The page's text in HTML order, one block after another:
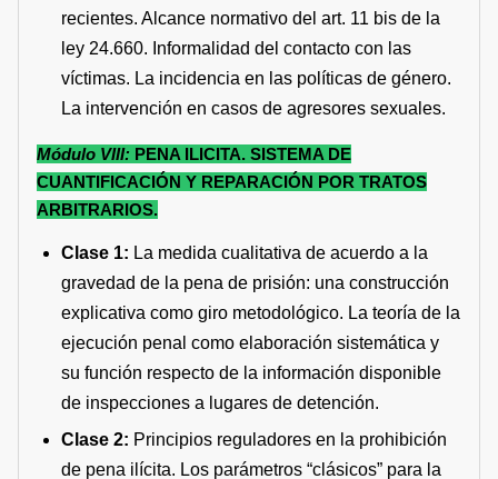
recientes. Alcance normativo del art. 11 bis de la
ley 24.660. Informalidad del contacto con las
víctimas. La incidencia en las políticas de género.
La intervención en casos de agresores sexuales.
Módulo VIII: PENA ILICITA. SISTEMA DE
CUANTIFICACIÓN Y REPARACIÓN POR TRATOS
ARBITRARIOS.
Clase 1: La medida cualitativa de acuerdo a la
gravedad de la pena de prisión: una construcción
explicativa como giro metodológico. La teoría de la
ejecución penal como elaboración sistemática y
su función respecto de la información disponible
de inspecciones a lugares de detención.
Clase 2: Principios reguladores en la prohibición
de pena ilícita. Los parámetros “clásicos” para la